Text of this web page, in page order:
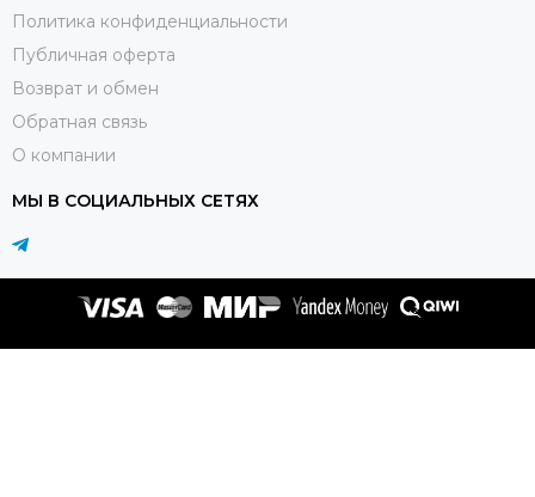
Политика конфиденциальности
Публичная оферта
Возврат и обмен
Обратная связь
О компании
МЫ В СОЦИАЛЬНЫХ СЕТЯХ